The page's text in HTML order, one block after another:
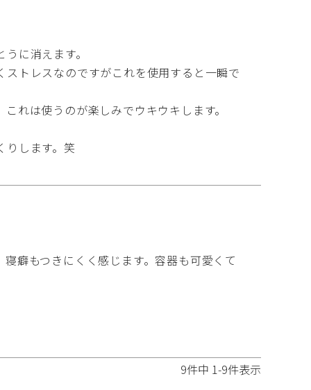
に消えます。
トレスなのですがこれを使用すると一瞬で
れは使うのが楽しみでウキウキします。
りします。笑
癖もつきにくく感じます。容器も可愛くて
9件中 1-9件表示